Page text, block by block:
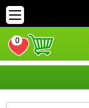
0
ПЕРЕЙТИ В ИЗБРАННОЕ